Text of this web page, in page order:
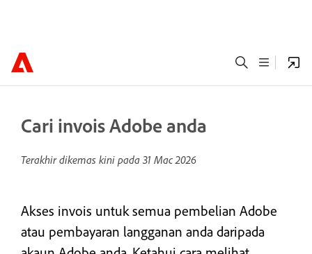
Cari invois Adobe anda
Terakhir dikemas kini pada 31 Mac 2026
Akses invois untuk semua pembelian Adobe
atau pembayaran langganan anda daripada